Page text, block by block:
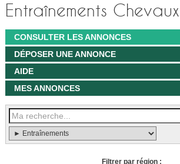
Entraînements
CONSULTER LES ANNONCES
DÉPOSER UNE ANNONCE
AIDE
MES ANNONCES
Filtrer par région :